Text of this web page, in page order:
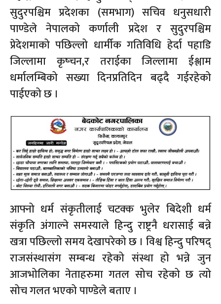
सुदुरपश्चिम प्रदेशका (समभाग) सचिव धनुसधारी
पाण्डेले नेपालको कर्णाली प्रदेश र सुदुरपश्चिम
प्रेदेशमाको पछिल्लो धार्मीक गतिविधि हेर्दा पहाडि
जिल्लामा कृष्चन,र तराईका जिल्लामा ईश्लाम
धर्मालम्बिको सख्या दिनप्रतिदिन बढ्दै गईरहेको
पाईएको छ ।
आफ्नो धर्म संकृतीलाई चटक्क भुलेर बिदेशी धर्म
संकृति अंगाल्ने समस्याले हिन्दु राष्ट्रनै धरासाई बन्ने
खत्रा पछिल्लो समय देखापरेको छ । विश्व हिन्दु परिषद्
राजसंस्थासंग सम्बन्ध रहेको संस्था हो भन्ने जुन
आजभोलिका नेताहरुमा गतल सोच रहेको छ त्यो
सोच गलत भएको पाण्डेले बताए ।